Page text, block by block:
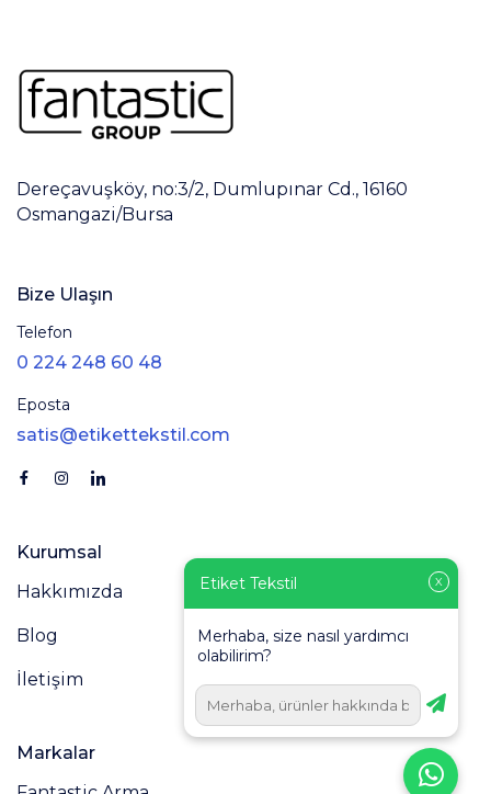
Dereçavuşköy, no:3/2, Dumlupınar Cd., 16160
Osmangazi/Bursa
Bize Ulaşın
Telefon
0 224 248 60 48
Eposta
satis@etikettekstil.com
Kurumsal
Hakkımızda
Blog
İletişim
Markalar
X
Etiket Tekstil
Merhaba, size nasıl yardımcı
olabilirim?